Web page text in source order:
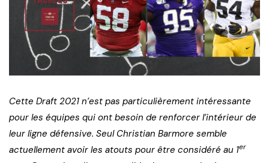
Cette Draft 2021 n’est pas particulièrement intéressante
pour les équipes qui ont besoin de renforcer l’intérieur de
leur ligne défensive. Seul Christian Barmore semble
actuellement avoir les atouts pour être considéré au 1er